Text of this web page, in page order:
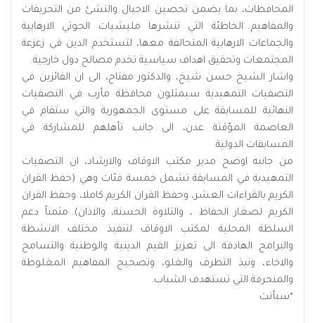
المحافظات، بما يضمن تحصين الاجيال والنشئ من التحريفات
والمفاهيم الخاطئة التي تنشرها مليشيات الحوثي الارهابية
والجماعات الارهابية المتحالفة معها، لتستخدم الدين في زعزعة
المجتمعات وتحقيق اهداف سياسية تخدم مصالح دول خارجية.
واشار الشيخ حسن شيخ، والدكتور مفتاح، الى ان الفائزين في
التصفيات التمهيدية سيمثلون محافظة مأرب في التصفيات
النهائية للمسابقة على مستوى الجمهورية والتي ستقام في
العاصمة المؤقتة عدن، الى جانب تأهلهم للمشاركة في
المسابقات الدولية.
من جانبه اوضح مدير مكتب الاوقاف والارشاد، ان التصفيات
التمهيدية في المسابقة تشمل خمسة فئات وهي (حفظ القران
الكريم بالقراءات العشر، وحفظ القران الكريم كاملا، وحفظ القران
الكريم لصغار الحفاظ ، والتلاوة الحسنة، والاذان)..مثمناً دعم
السلطة المحلية لمكتب الاوقاف لتنفيذ مختلف الانشطة
والبرامج الهادفة الى تعزيز القيم الدينية والوطنية والتسامح
والاخاء، ونبذ التطرف والغلو، وتصحيح المفاهيم المغلوطة
والمنحرفة التي تستهدف الشباب.
*سبأنت